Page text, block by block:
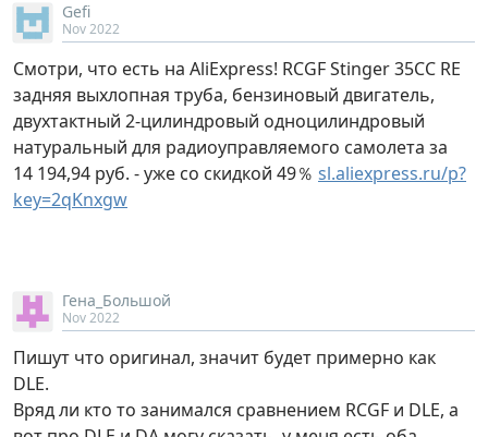
Gefi
Nov 2022
Смотри, что есть на AliExpress! RCGF Stinger 35CC RE
задняя выхлопная труба, бензиновый двигатель,
двухтактный 2-цилиндровый одноцилиндровый
натуральный для радиоуправляемого самолета за
14 194,94 руб. - уже со скидкой 49％ sl.aliexpress.ru/p?
key=2qKnxgw
Гена_Большой
Nov 2022
Пишут что оригинал, значит будет примерно как
DLE.
Вряд ли кто то занимался сравнением RCGF и DLE, а